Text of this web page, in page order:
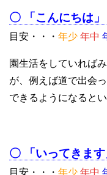
〇 「こんにちは
目安・・・ 年少 年中
園生活をしていれば
が、例えば道で出会
できるようになるとい
〇 「いってきま
目安・・・ 年少 年中